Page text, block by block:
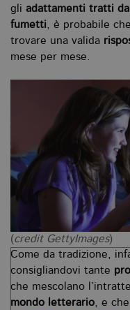
gli adattamenti tratti
fumetti, è probabile
trovare una valida
mese per mese.
(credit GettyImages)
Come da tradizione,
consigliandovi tante
che mescolano
mondo letterario, e